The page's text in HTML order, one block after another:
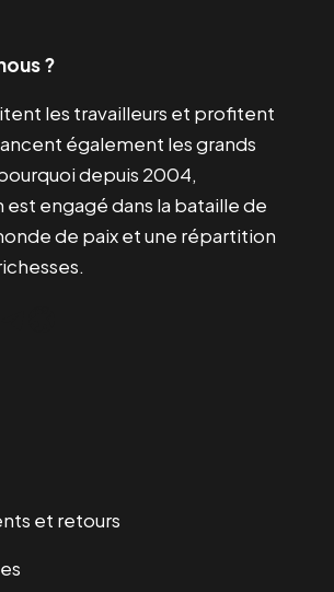
?
les travailleurs et profitent
également les grands
depuis 2004,
est engagé dans la bataille de
de paix et une répartition
et retours